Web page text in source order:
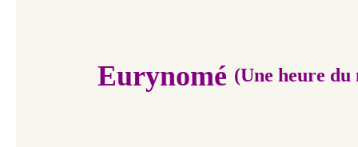
Eurynomé (Une heure